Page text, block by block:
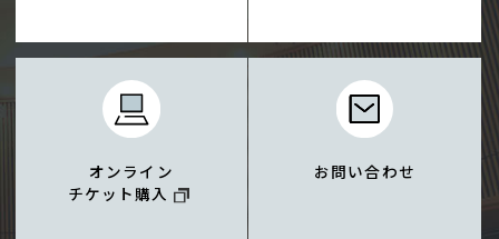
オンライン
チケット購入
お問い合わせ